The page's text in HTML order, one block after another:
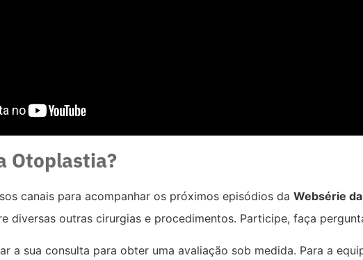
Otoplastia?
canais para acompanhar os próximos episódios da Websérie
diversas outras cirurgias e procedimentos. Participe, faça
a sua consulta para obter uma avaliação sob medida. Para a